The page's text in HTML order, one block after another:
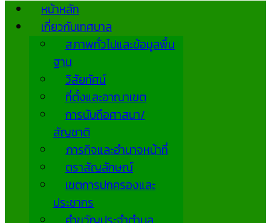
หน้าหลัก
เกี่ยวกับเทศบาล
สภาพทั่วไปและข้อมูลพื้น
ฐาน
วิสัยทัศน์
ที่ตั้งและอาณาเขต
การนับถือศาสนา/
สัญชาติ
ภารกิจและอำนาจหน้าที่
ตราสัญลักษณ์
เขตการปกครองและ
ประชากร